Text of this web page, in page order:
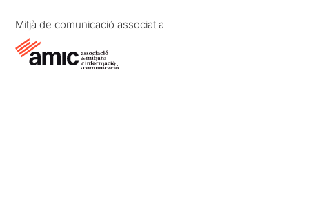
Mitjà de comunicació associat a